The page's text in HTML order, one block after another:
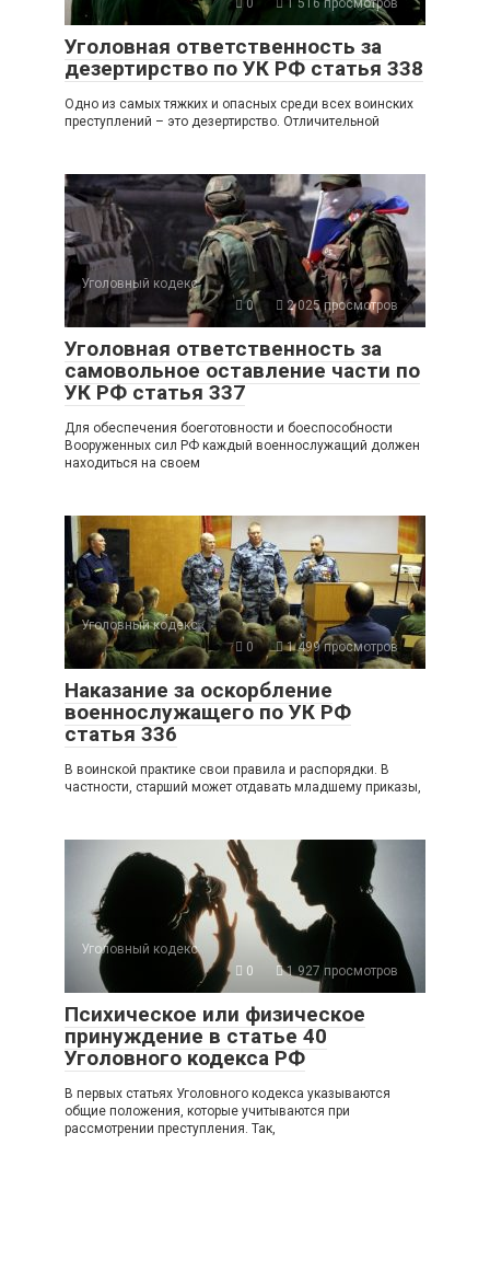
0
1 516 просмотров
Уголовная ответственность за
дезертирство по УК РФ статья 338
Одно из самых тяжких и опасных среди всех воинских
преступлений – это дезертирство. Отличительной
Уголовный кодекс
0
2 025 просмотров
Уголовная ответственность за
самовольное оставление части по
УК РФ статья 337
Для обеспечения боеготовности и боеспособности
Вооруженных сил РФ каждый военнослужащий должен
находиться на своем
Уголовный кодекс
0
1 499 просмотров
Наказание за оскорбление
военнослужащего по УК РФ
статья 336
В воинской практике свои правила и распорядки. В
частности, старший может отдавать младшему приказы,
Уголовный кодекс
0
1 927 просмотров
Психическое или физическое
принуждение в статье 40
Уголовного кодекса РФ
В первых статьях Уголовного кодекса указываются
общие положения, которые учитываются при
рассмотрении преступления. Так,